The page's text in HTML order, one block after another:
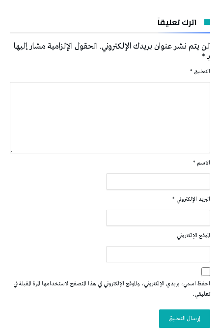
اترك تعليقاً
لن يتم نشر عنوان بريدك الإلكتروني. الحقول الإلزامية مشار إليها
بـ*
التعليق *
الاسم *
البريد الإلكتروني *
الموقع الإلكتروني
احفظ اسمي، بريدي الإلكتروني، والموقع الإلكتروني في هذا المتصفح لاستخدامها المرة المقبلة في
تعليقي.